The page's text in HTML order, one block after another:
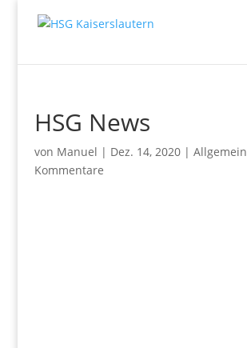
HSG News
von Manuel | Dez. 14, 2020| Allgemein
Kommentare